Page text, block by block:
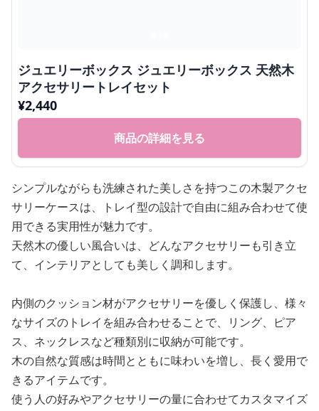
ジュエリーボックス ジュエリーボックス 天然木
アクセサリートレイセット
¥2,440
商品の詳細を見る
シンプルながらも洗練された美しさを持つこの木製アクセ
サリーケースは、トレイ型の設計で自由に組み合わせて使
用できる実用性が魅力です。
天然木の優しい風合いは、どんなアクセサリーも引き立
て、インテリアとしても美しく調和します。
内側のクッション材がアクセサリーを優しく保護し、様々
なサイズのトレイを組み合わせることで、リング、ピア
ス、ネックレスなど種類別に収納が可能です。
木の自然な質感は時間とともに味わいを増し、長く愛用で
きるアイテムです。
使う人の好みやアクセサリーの量に合わせてカスタマイズ